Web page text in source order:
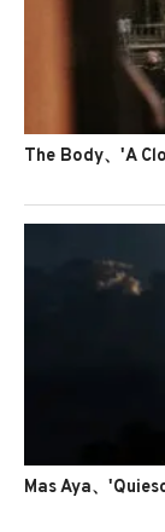
The Body、'A
Mas Aya、